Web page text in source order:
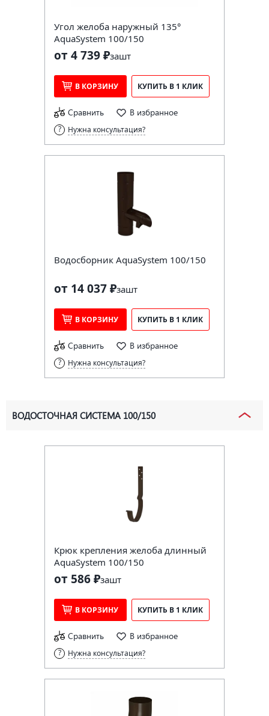
Угол желоба наружный 135°
AquaSystem 100/150
от 4 739 ₽зашт
В КОРЗИНУ КУПИТЬ В 1 КЛИК
Сравнить В избранное
Нужна консультация?
Водосборник AquaSystem 100/150
от 14 037 ₽зашт
В КОРЗИНУ КУПИТЬ В 1 КЛИК
Сравнить В избранное
Нужна консультация?
ВОДОСТОЧНАЯ СИСТЕМА 100/150
Крюк крепления желоба длинный
AquaSystem 100/150
от 586 ₽зашт
В КОРЗИНУ КУПИТЬ В 1 КЛИК
Сравнить В избранное
Нужна консультация?